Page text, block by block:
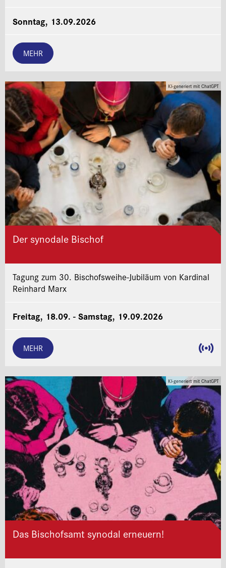
Sonntag, 13.09.2026
MEHR
KI-generiert mit ChatGPT
Der synodale Bischof
Tagung zum 30. Bischofsweihe-Jubiläum von Kardinal
Reinhard Marx
Freitag, 18.09. - Samstag, 19.09.2026
MEHR
KI-generiert mit ChatGPT
Das Bischofsamt synodal erneuern!